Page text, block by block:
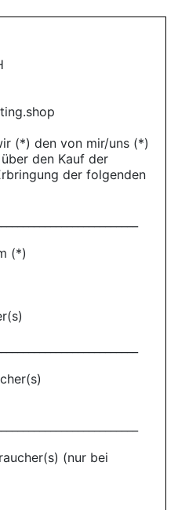
(*) den von mir/uns (*)
den Kauf der
der folgenden
(*)
(nur bei